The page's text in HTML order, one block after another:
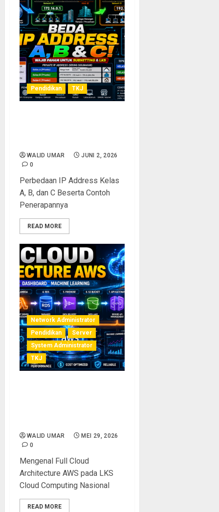
Pendidikan TKJ
WALID UMAR
JUNI 2, 2026
0
Perbedaan IP Address Kelas
A, B, dan C Beserta Contoh
Penerapannya
READ MORE
Network Administrator
Pendidikan
Server
System Administrator
TKJ
WALID UMAR
MEI 29, 2026
0
Mengenal Full Cloud
Architecture AWS pada LKS
Cloud Computing Nasional
READ MORE